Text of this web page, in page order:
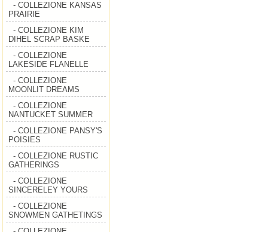
- COLLEZIONE KANSAS
PRAIRIE
- COLLEZIONE KIM
DIHEL SCRAP BASKE
- COLLEZIONE
LAKESIDE FLANELLE
- COLLEZIONE
MOONLIT DREAMS
- COLLEZIONE
NANTUCKET SUMMER
- COLLEZIONE PANSY'S
POISIES
- COLLEZIONE RUSTIC
GATHERINGS
- COLLEZIONE
SINCERELEY YOURS
- COLLEZIONE
SNOWMEN GATHETINGS